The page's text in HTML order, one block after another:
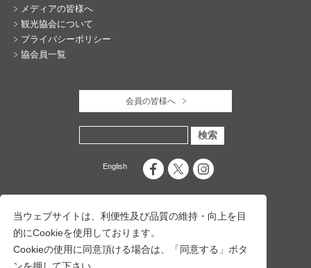
当ウェブサイトは、利便性及び品質の維持・向上を目
的にCookieを使用しております。
Cookieの使用に同意頂ける場合は、「同意する」ボタ
メディアの皆様へ
観光協会について
プライバシーポリシー
協会員一覧
会員の皆様へ
English